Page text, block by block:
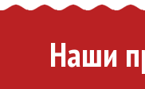
Наши